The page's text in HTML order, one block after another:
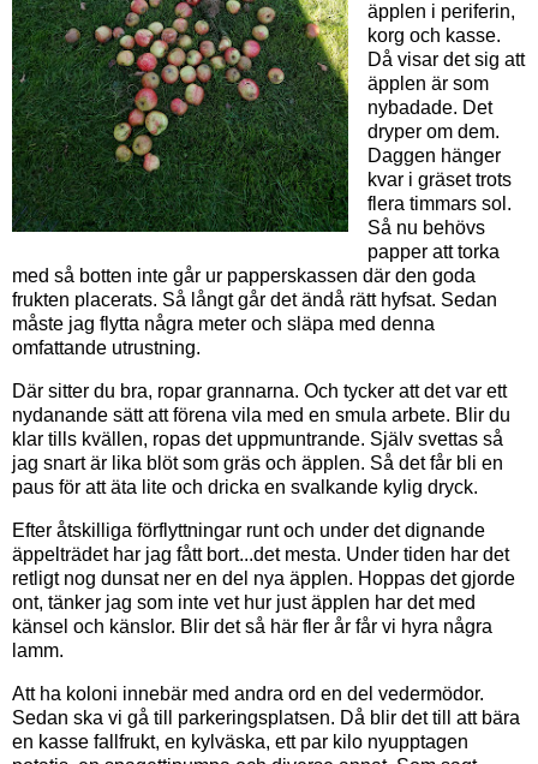
äpplen i periferin,
korg och kasse.
Då visar det sig att
äpplen är som
nybadade. Det
dryper om dem.
Daggen hänger
kvar i gräset trots
flera timmars sol.
Så nu behövs
papper att torka
med så botten inte går ur papperskassen där den goda
frukten placerats. Så långt går det ändå rätt hyfsat. Sedan
måste jag flytta några meter och släpa med denna
omfattande utrustning.
Där sitter du bra, ropar grannarna. Och tycker att det var ett
nydanande sätt att förena vila med en smula arbete. Blir du
klar tills kvällen, ropas det uppmuntrande. Själv svettas så
jag snart är lika blöt som gräs och äpplen. Så det får bli en
paus för att äta lite och dricka en svalkande kylig dryck.
Efter åtskilliga förflyttningar runt och under det dignande
äppelträdet har jag fått bort...det mesta. Under tiden har det
retligt nog dunsat ner en del nya äpplen. Hoppas det gjorde
ont, tänker jag som inte vet hur just äpplen har det med
känsel och känslor. Blir det så här fler år får vi hyra några
lamm.
Att ha koloni innebär med andra ord en del vedermödor.
Sedan ska vi gå till parkeringsplatsen. Då blir det till att bära
en kasse fallfrukt, en kylväska, ett par kilo nyupptagen